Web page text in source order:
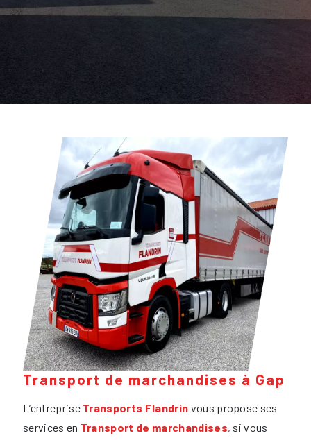
Transport de marchandises à Gap
L’entreprise Transports Flandrin vous propose ses
services en Transport de marchandises, si vous